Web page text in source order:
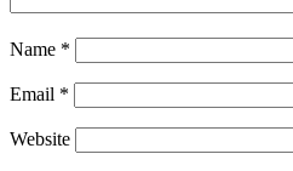
Name *
Email *
Website